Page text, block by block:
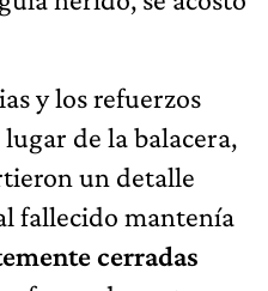
y los refuerzos
de la balacera,
un detalle
fallecido mantenía
cerradas